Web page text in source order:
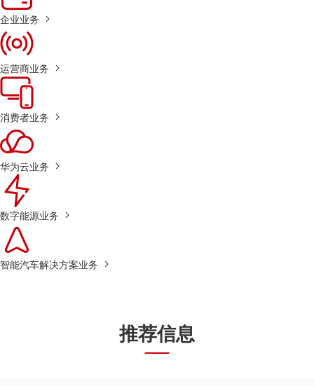
企业业务
运营商业务
消费者业务
华为云业务
数字能源业务
智能汽车解决方案业务
推荐信息